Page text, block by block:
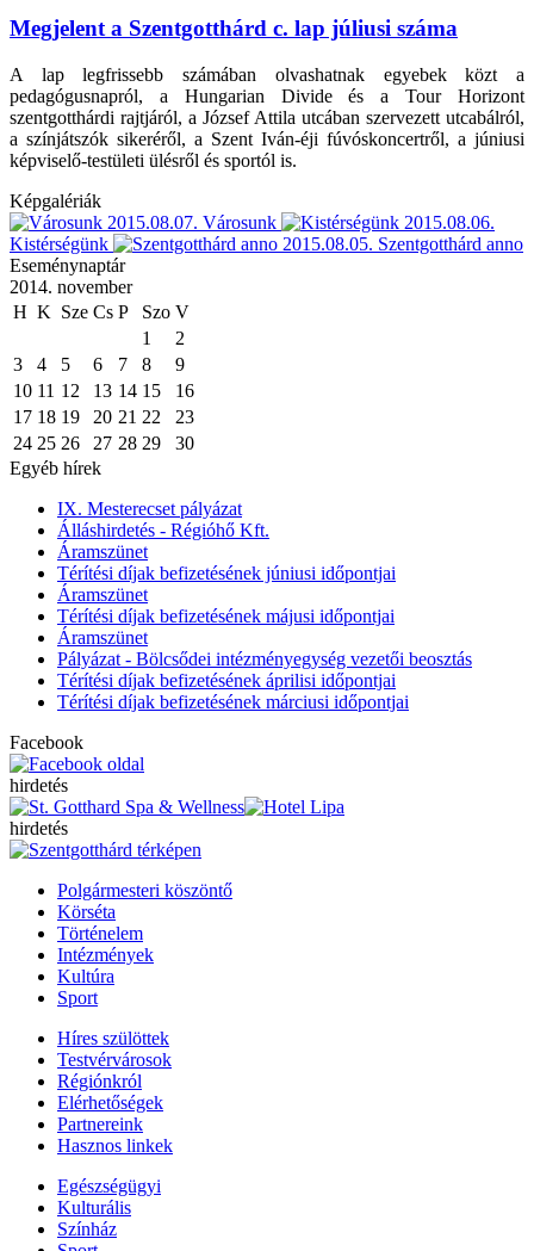
Megjelent a Szentgotthárd c. lap júliusi száma
A lap legfrissebb számában olvashatnak egyebek közt a
pedagógusnapról, a Hungarian Divide és a Tour Horizont
szentgotthárdi rajtjáról, a József Attila utcában szervezett utcabálról,
a színjátszók sikeréről, a Szent Iván-éji fúvóskoncertről, a júniusi
képviselő-testületi ülésről és sportól is.
Képgalériák
2015.08.07. Városunk
2015.08.06.
Kistérségünk
2015.08.05. Szentgotthárd anno
Eseménynaptár
2014. november
H K Sze Cs P Szo V
1
2
3
4 5 6 7 8
9
10 11 12 13 14 15
16
17 18 19 20 21 22
23
24 25 26 27 28 29
30
Egyéb hírek
IX. Mesterecset pályázat
Álláshirdetés - Régióhő Kft.
Áramszünet
Térítési díjak befizetésének júniusi időpontjai
Áramszünet
Térítési díjak befizetésének májusi időpontjai
Áramszünet
Pályázat - Bölcsődei intézményegység vezetői beosztás
Térítési díjak befizetésének áprilisi időpontjai
Térítési díjak befizetésének márciusi időpontjai
Facebook
hirdetés
hirdetés
Polgármesteri köszöntő
Körséta
Történelem
Intézmények
Kultúra
Sport
Híres szülöttek
Testvérvárosok
Régiónkról
Elérhetőségek
Partnereink
Hasznos linkek
Egészségügyi
Kulturális
Színház